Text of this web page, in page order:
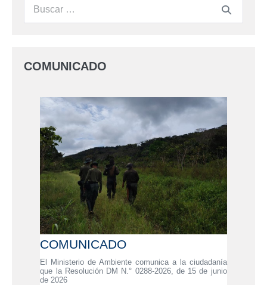
COMUNICADO
COMUNICADO
El Ministerio de Ambiente comunica a la ciudadanía
que la Resolución DM N.° 0288-2026, de 15 de junio
de 2026